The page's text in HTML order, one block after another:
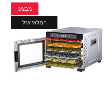
מבצע!
המלאי אזל